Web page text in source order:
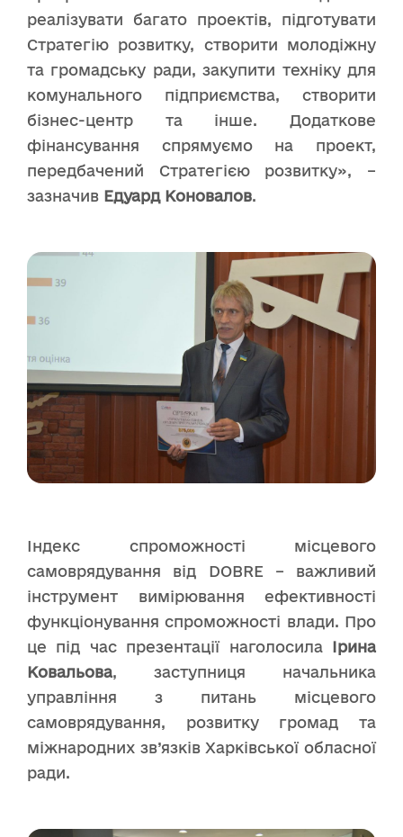
реалізувати багато проектів, підготувати
Стратегію розвитку, створити молодіжну
та громадську ради, закупити техніку для
комунального підприємства, створити
бізнес-центр та інше. Додаткове
фінансування спрямуємо на проект,
передбачений Стратегією розвитку», –
зазначив Едуард Коновалов.
Індекс спроможності місцевого
самоврядування від DOBRE – важливий
інструмент вимірювання ефективності
функціонування спроможності влади. Про
це під час презентації наголосила
Ірина
Ковальова, заступниця начальника
управління з питань місцевого
самоврядування, розвитку громад та
міжнародних зв’язків Харківської обласної
ради.